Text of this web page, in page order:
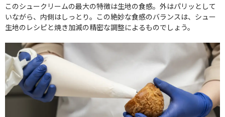
このシュークリームの最大の特徴は生地の食感。外はパリッとして
いながら、内側はしっとり。この絶妙な食感のバランスは、シュー
生地のレシピと焼き加減の精密な調整によるものでしょう。